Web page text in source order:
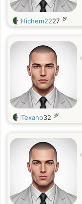
Hichem2227 岁
Texano32 岁